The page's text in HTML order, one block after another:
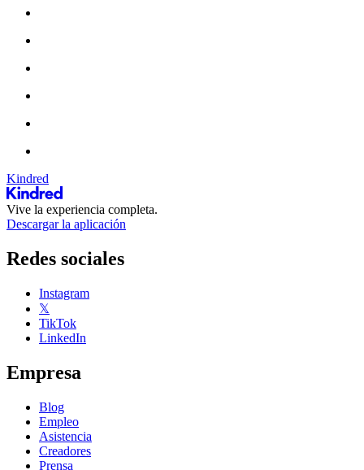
Kindred
Vive la experiencia completa.
Descargar la aplicación
Redes sociales
Instagram
𝕏
TikTok
LinkedIn
Empresa
Blog
Empleo
Asistencia
Creadores
Prensa